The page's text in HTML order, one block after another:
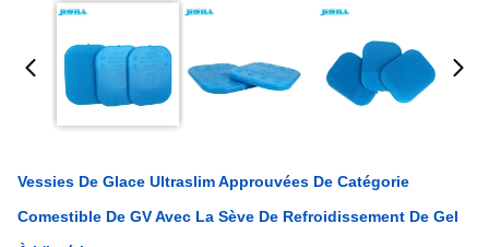
Vessies De Glace Ultraslim Approuvées De Catégorie
Comestible De GV Avec La Sève De Refroidissement De Gel